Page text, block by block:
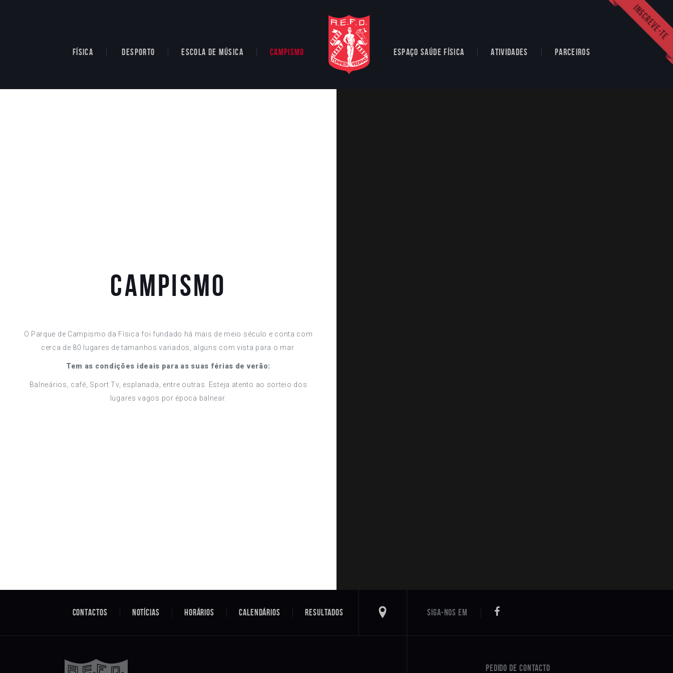
FÍSICA DESPORTO ESCOLA DE MÚSICA CAMPISMO ESPAÇO SAÚDE FÍSICA ATIVIDADES PARCEIROS
Campismo
O Parque de Campismo da Física foi fundado há mais de meio século e conta com
cerca de 80 lugares de tamanhos variados, alguns com vista para o mar.
Tem as condições ideais para as suas férias de verão:
Balneários, café, Sport Tv, esplanada, entre outras. Esteja atento ao sorteio dos
lugares vagos por época balnear.
Contactos Notícias Horários Calendários Resultados
Pedido de Contacto